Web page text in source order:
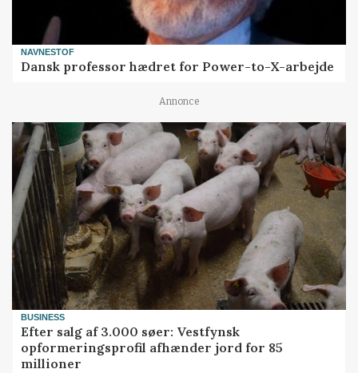
NAVNESTOF
Dansk professor hædret for Power-to-X-arbejde
Annonce
BUSINESS
Efter salg af 3.000 søer: Vestfynsk
opformeringsprofil afhænder jord for 85
millioner